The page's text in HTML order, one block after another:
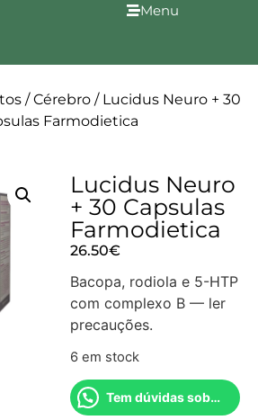
Menu
/Cérebro/ Lucidus Neuro + 30
Farmodietica
Lucidus Neuro
+ 30 Capsulas
Farmodietica
26.50€
Bacopa, rodiola e 5-HTP
com complexo B — ler
precauções.
6 em stock
Tem dúvidas sobre este produto?